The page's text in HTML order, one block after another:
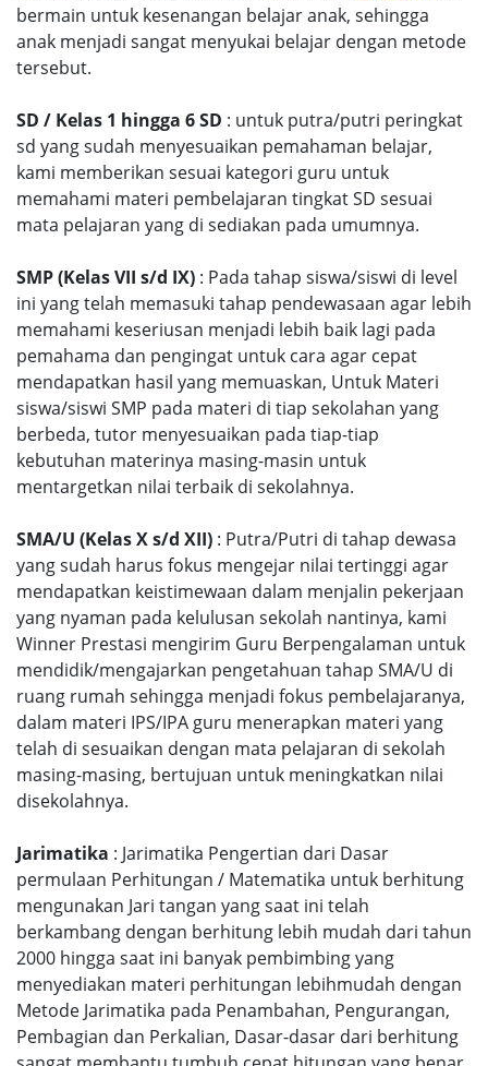
bermain untuk kesenangan belajar anak, sehingga
anak menjadi sangat menyukai belajar dengan metode
tersebut.
SD / Kelas 1 hingga 6 SD : untuk putra/putri peringkat
sd yang sudah menyesuaikan pemahaman belajar,
kami memberikan sesuai kategori guru untuk
memahami materi pembelajaran tingkat SD sesuai
mata pelajaran yang di sediakan pada umumnya.
SMP (Kelas VII s/d IX) : Pada tahap siswa/siswi di level
ini yang telah memasuki tahap pendewasaan agar lebih
memahami keseriusan menjadi lebih baik lagi pada
pemahama dan pengingat untuk cara agar cepat
mendapatkan hasil yang memuaskan, Untuk Materi
siswa/siswi SMP pada materi di tiap sekolahan yang
berbeda, tutor menyesuaikan pada tiap-tiap
kebutuhan materinya masing-masin untuk
mentargetkan nilai terbaik di sekolahnya.
SMA/U (Kelas X s/d XII) : Putra/Putri di tahap dewasa
yang sudah harus fokus mengejar nilai tertinggi agar
mendapatkan keistimewaan dalam menjalin pekerjaan
yang nyaman pada kelulusan sekolah nantinya, kami
Winner Prestasi mengirim Guru Berpengalaman untuk
mendidik/mengajarkan pengetahuan tahap SMA/U di
ruang rumah sehingga menjadi fokus pembelajaranya,
dalam materi IPS/IPA guru menerapkan materi yang
telah di sesuaikan dengan mata pelajaran di sekolah
masing-masing, bertujuan untuk meningkatkan nilai
disekolahnya.
Jarimatika : Jarimatika Pengertian dari Dasar
permulaan Perhitungan / Matematika untuk berhitung
mengunakan Jari tangan yang saat ini telah
berkambang dengan berhitung lebih mudah dari tahun
2000 hingga saat ini banyak pembimbing yang
menyediakan materi perhitungan lebihmudah dengan
Metode Jarimatika pada Penambahan, Pengurangan,
Pembagian dan Perkalian, Dasar-dasar dari berhitung